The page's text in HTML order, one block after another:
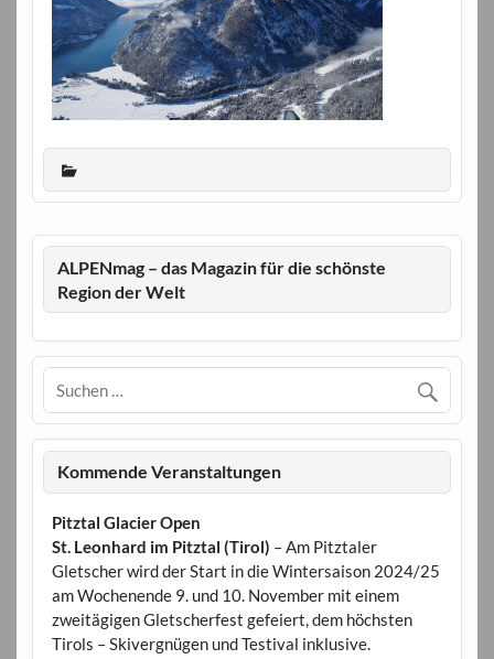
ALPENmag – das Magazin für die schönste
Region der Welt
Kommende Veranstaltungen
Pitztal Glacier Open
St. Leonhard im Pitztal (Tirol) – Am Pitztaler
Gletscher wird der Start in die Wintersaison 2024/25
am Wochenende 9. und 10. November mit einem
zweitägigen Gletscherfest gefeiert, dem höchsten
Tirols – Skivergnügen und Testival inklusive.